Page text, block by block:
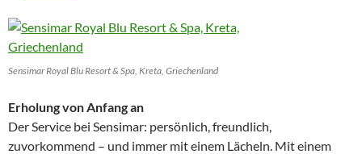
Sensimar Royal Blu Resort & Spa, Kreta, Griechenland
Erholung von Anfang an
Der Service bei Sensimar: persönlich, freundlich,
zuvorkommend – und immer mit einem Lächeln. Mit einem